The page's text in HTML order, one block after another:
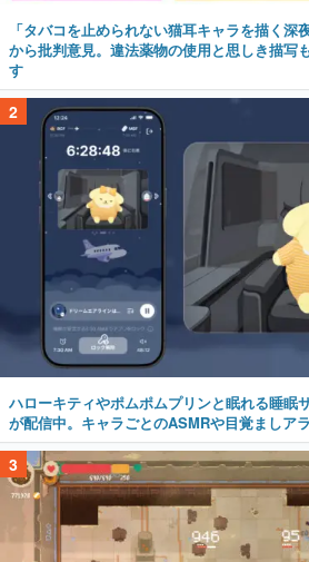
「タバコを止められない猫耳キャラを描く深
から批判意見。違法薬物の使用と思しき描写
す
2
ハローキティやポムポムプリンと眠れる睡眠
が配信中。キャラごとのASMRや目覚ましア
3